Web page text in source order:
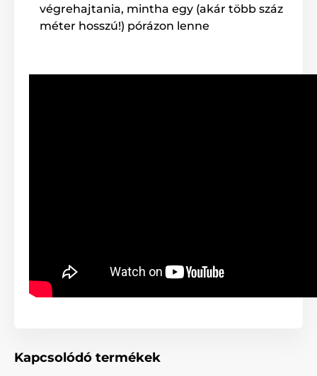
Energiaellátás
és mentőkutyák kiképzésére is.
így egyszerre akár 2 kutya kiképzésére is
alkalmas.
végrehajtania, mintha egy (akár több száz
méter hosszú!) pórázon lenne
Kapcsolódó termékek